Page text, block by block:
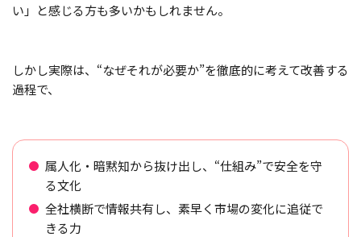
い」と感じる方も多いかもしれません。
しかし実際は、“なぜそれが必要か”を徹底的に考えて改善する
過程で、
属人化・暗黙知から抜け出し、“仕組み”で安全を守
る文化
全社横断で情報共有し、素早く市場の変化に追従で
きる力